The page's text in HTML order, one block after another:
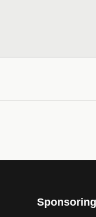
Sponsoring